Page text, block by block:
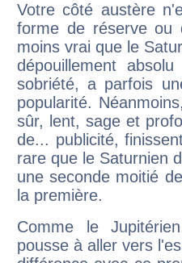
Votre côté austère
forme de réserve
moins vrai que le
dépouillement
sobriété, a parfois
popularité.
sûr, lent, sage et
de... publicité,
rare que le Saturnien
une seconde moitié
la première.
Comme le
pousse à aller vers